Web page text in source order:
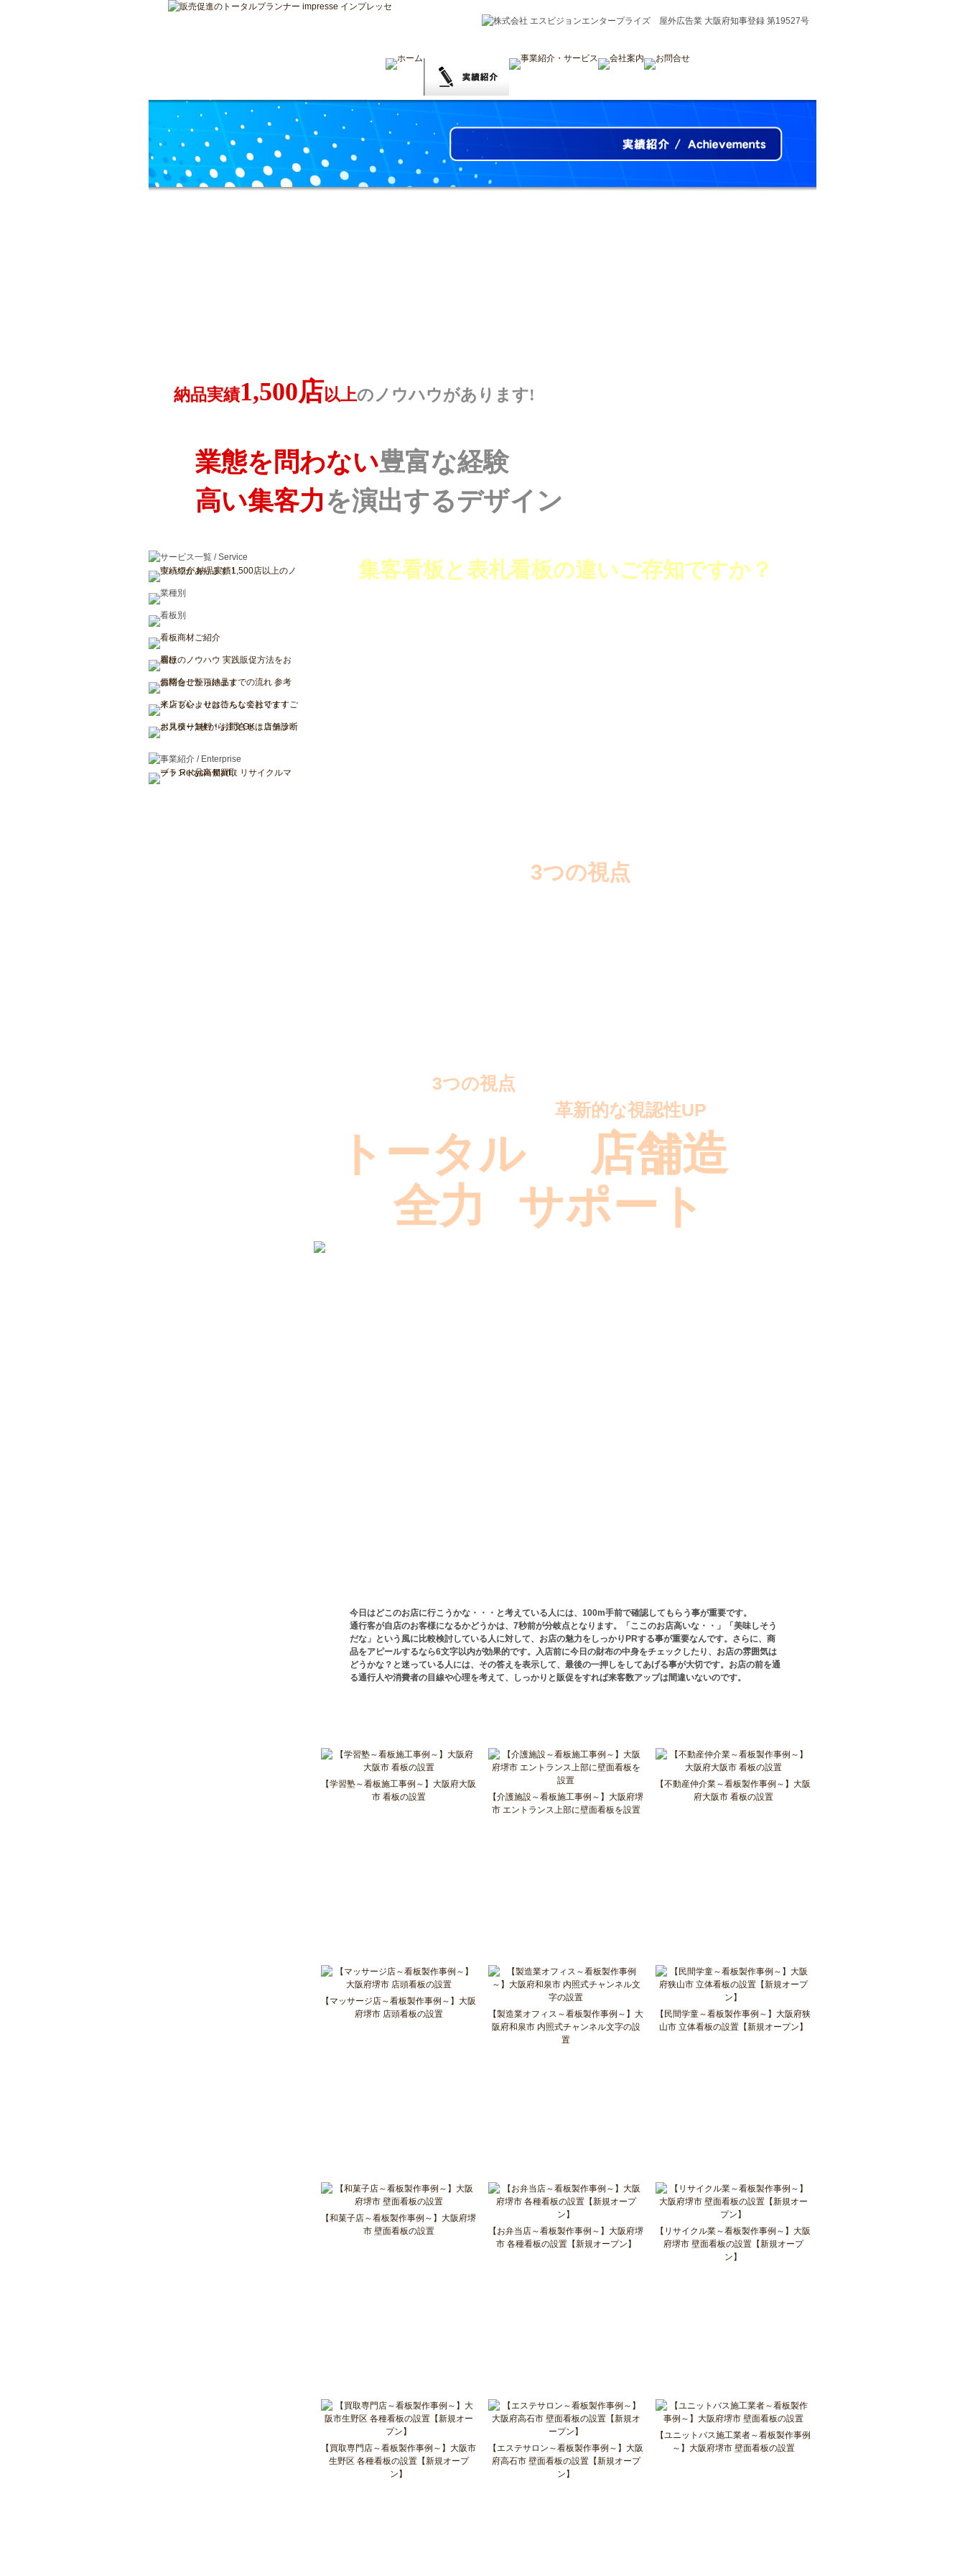
納品実績1,500店以上のノウハウがあります!
業態を問わない豊富な経験
高い集客力を演出するデザイン
集客看板と表札看板の違いご存知ですか？
3つの視点
3つの視点
革新的な視認性UP
トータルした 店舗造りを
全力 サポート
今日はどこのお店に行こうかな・・・と考えている人には、100m手前で確認してもらう事が重要です。
通行客が自店のお客様になるかどうかは、7秒前が分岐点となります。「ここのお店高いな・・」「美味しそう
だな」という風に比較検討している人に対して、お店の魅力をしっかりPRする事が重要なんです。さらに、商
品をアピールするなら6文字以内が効果的です。入店前に今日の財布の中身をチェックしたり、お店の雰囲気は
どうかな？と迷っている人には、その答えを表示して、最後の一押しをしてあげる事が大切です。お店の前を通
る通行人や消費者の目線や心理を考えて、しっかりと販促をすれば来客数アップは間違いないのです。
【学習塾～看板施工事例～】大阪府大阪
市 看板の設置
【介護施設～看板施工事例～】大阪府堺
市 エントランス上部に壁面看板を設置
【不動産仲介業～看板製作事例～】大阪
府大阪市 看板の設置
【マッサージ店～看板製作事例～】大阪
府堺市 店頭看板の設置
【製造業オフィス～看板製作事例～】大
阪府和泉市 内照式チャンネル文字の設
置
【民間学童～看板製作事例～】大阪府狭
山市 立体看板の設置【新規オープン】
【和菓子店～看板製作事例～】大阪府堺
市 壁面看板の設置
【お弁当店～看板製作事例～】大阪府堺
市 各種看板の設置【新規オープン】
【リサイクル業～看板製作事例～】大阪
府堺市 壁面看板の設置【新規オープ
ン】
【買取専門店～看板製作事例～】大阪市
生野区 各種看板の設置【新規オープ
ン】
【エステサロン～看板製作事例～】大阪
府高石市 壁面看板の設置【新規オープ
ン】
【ユニットバス施工業者～看板製作事例
～】大阪府堺市 壁面看板の設置